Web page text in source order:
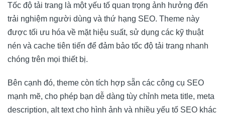
Tốc độ tải trang là một yếu tố quan trọng ảnh hưởng đến
trải nghiệm người dùng và thứ hạng SEO. Theme này
được tối ưu hóa về mặt hiệu suất, sử dụng các kỹ thuật
nén và cache tiên tiến để đảm bảo tốc độ tải trang nhanh
chóng trên mọi thiết bị.
Bên cạnh đó, theme còn tích hợp sẵn các công cụ SEO
mạnh mẽ, cho phép bạn dễ dàng tùy chỉnh meta title, meta
description, alt text cho hình ảnh và nhiều yếu tố SEO khác